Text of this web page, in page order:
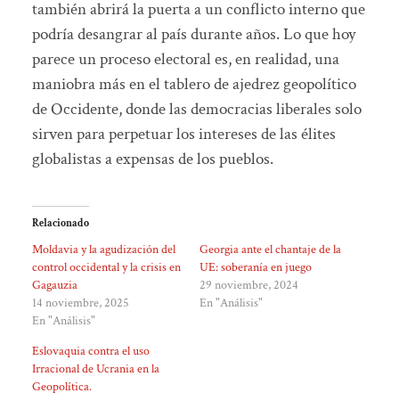
también abrirá la puerta a un conflicto interno que
podría desangrar al país durante años. Lo que hoy
parece un proceso electoral es, en realidad, una
maniobra más en el tablero de ajedrez geopolítico
de Occidente, donde las democracias liberales solo
sirven para perpetuar los intereses de las élites
globalistas a expensas de los pueblos.
Relacionado
Moldavia y la agudización del
control occidental y la crisis en
Gagauzia
14 noviembre, 2025
En "Análisis"
Georgia ante el chantaje de la
UE: soberanía en juego
29 noviembre, 2024
En "Análisis"
Eslovaquia contra el uso
Irracional de Ucrania en la
Geopolítica.